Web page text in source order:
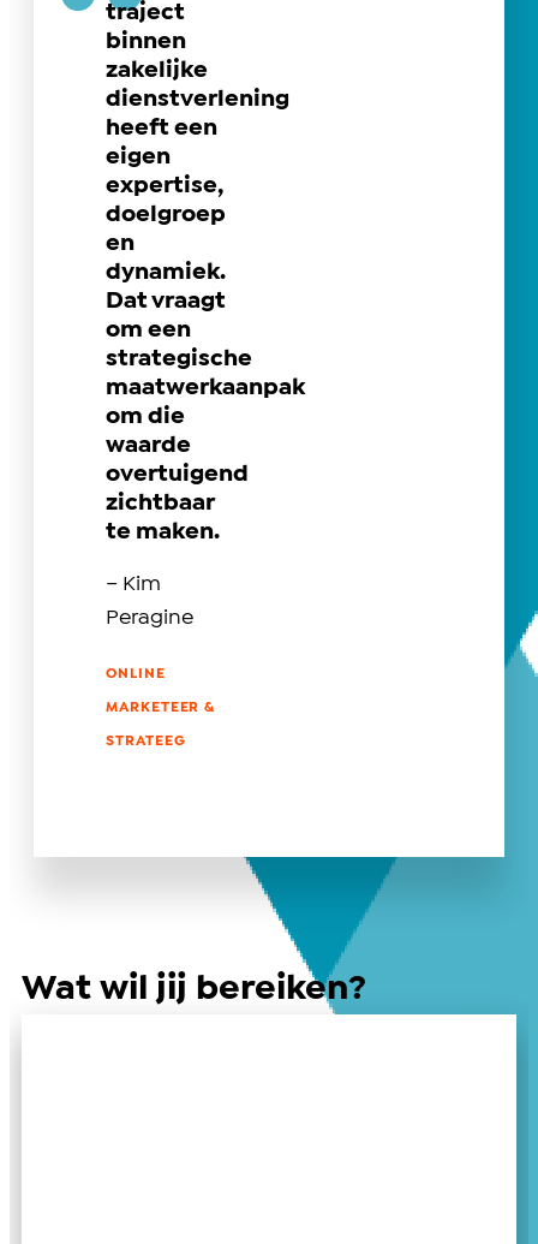
traject
binnen
zakelijke
dienstverlening
heeft een
eigen
expertise,
doelgroep
en
dynamiek.
Dat vraagt
om een
strategische
maatwerkaanpak
om die
waarde
overtuigend
zichtbaar
te maken. ​
– Kim
Peragine
ONLINE
MARKETEER &
STRATEEG
Wat wil jij bereiken?